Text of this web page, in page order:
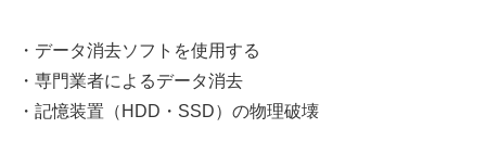
・データ消去ソフトを使用する
・専門業者によるデータ消去
・記憶装置（HDD・SSD）の物理破壊